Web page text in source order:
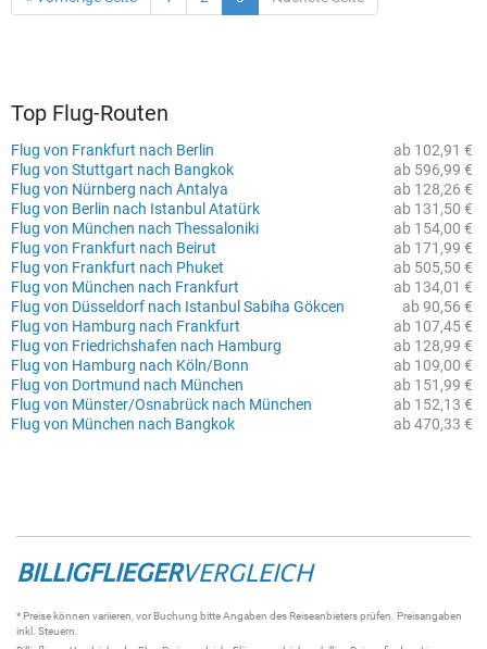
Top Flug-Routen
ab 102,91 €
Flug von Frankfurt nach Berlin
ab 596,99 €
Flug von Stuttgart nach Bangkok
ab 128,26 €
Flug von Nürnberg nach Antalya
ab 131,50 €
Flug von Berlin nach Istanbul Atatürk
ab 154,00 €
Flug von München nach Thessaloniki
ab 171,99 €
Flug von Frankfurt nach Beirut
ab 505,50 €
Flug von Frankfurt nach Phuket
ab 134,01 €
Flug von München nach Frankfurt
ab 90,56 €
Flug von Düsseldorf nach Istanbul Sabiha Gökcen
ab 107,45 €
Flug von Hamburg nach Frankfurt
ab 128,99 €
Flug von Friedrichshafen nach Hamburg
ab 109,00 €
Flug von Hamburg nach Köln/Bonn
ab 151,99 €
Flug von Dortmund nach München
ab 152,13 €
Flug von Münster/Osnabrück nach München
ab 470,33 €
Flug von München nach Bangkok
BILLIGFLIEGERVERGLEICH
* Preise können variieren, vor Buchung bitte Angaben des Reiseanbieters prüfen. Preisangaben
inkl. Steuern.